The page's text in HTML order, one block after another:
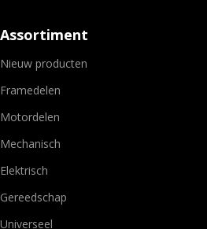
Assortiment
Nieuw producten
Framedelen
Motordelen
Mechanisch
Elektrisch
Gereedschap
Universeel